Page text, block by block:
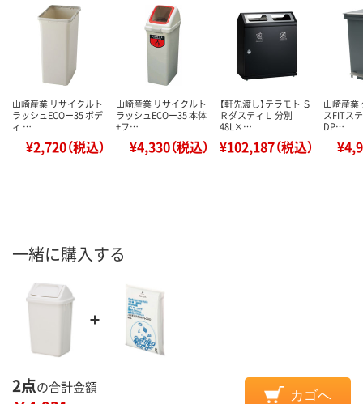
山崎産業 リサイクルト
ラッシュECOー35 ボデ
ィ …
¥2,720（税込）
山崎産業 リサイクルト
ラッシュECOー35 本体
+フ…
¥4,330（税込）
【軒先渡し】テラモト Ｓ
ＲダスティＬ 分別
48L×…
¥102,187（税込）
山崎産業
スFITス
DP…
一緒に購入する
2点の合計金額
カゴへ